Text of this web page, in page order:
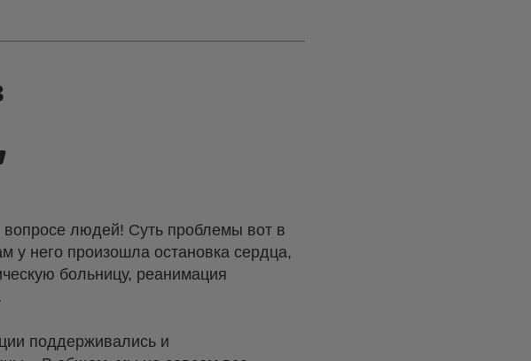
людей! Суть проблемы вот в
у него произошла остановка сердца,
больницу, реанимация
поддерживались и